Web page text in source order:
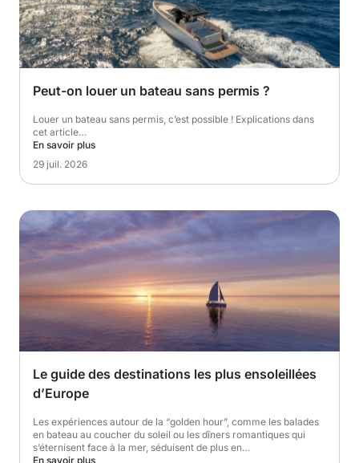
Peut-on louer un bateau sans permis ?
Louer un bateau sans permis, c’est possible ! Explications dans
cet article…
En savoir plus
29 juil. 2026
Le guide des destinations les plus ensoleillées
d’Europe
Les expériences autour de la “golden hour”, comme les balades
en bateau au coucher du soleil ou les dîners romantiques qui
s’éternisent face à la mer, séduisent de plus en…
En savoir plus